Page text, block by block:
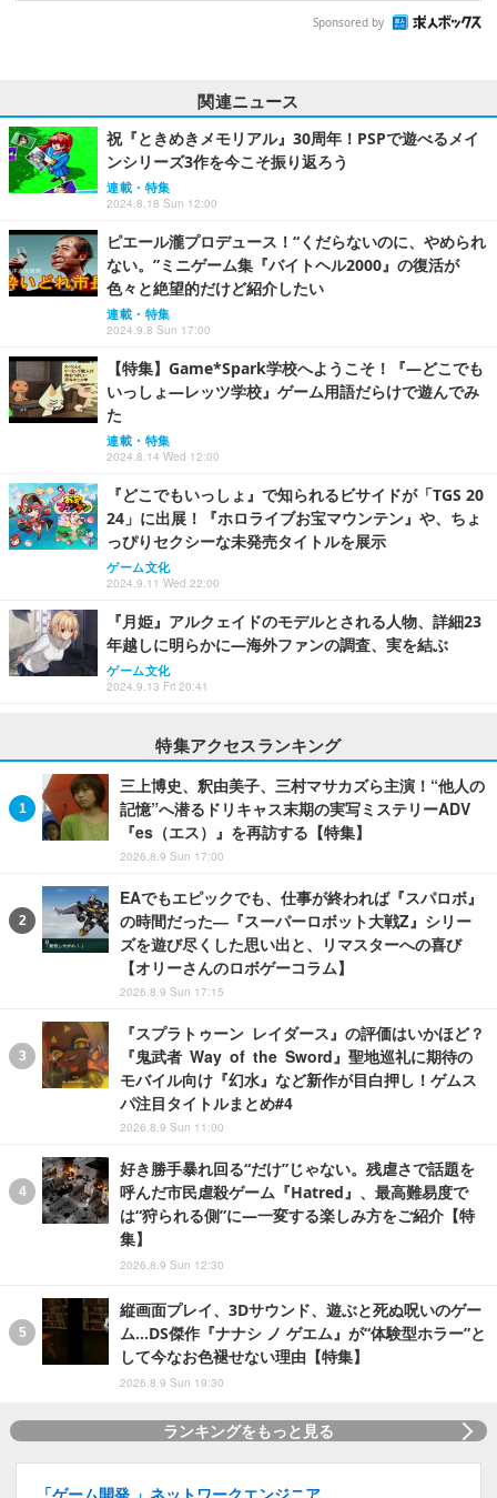
Sponsored by
関連ニュース
祝『ときめきメモリアル』30周年！PSPで遊べるメイ
ンシリーズ3作を今こそ振り返ろう
連載・特集
2024.8.18 Sun 12:00
ピエール瀧プロデュース！“くだらないのに、やめられ
ない。”ミニゲーム集『バイトヘル2000』の復活が
色々と絶望的だけど紹介したい
連載・特集
2024.9.8 Sun 17:00
【特集】Game*Spark学校へようこそ！『―どこでも
いっしょ―レッツ学校』ゲーム用語だらけで遊んでみ
た
連載・特集
2024.8.14 Wed 12:00
『どこでもいっしょ』で知られるビサイドが「TGS 20
24」に出展！『ホロライブお宝マウンテン』や、ちょ
っぴりセクシーな未発売タイトルを展示
ゲーム文化
2024.9.11 Wed 22:00
『月姫』アルクェイドのモデルとされる人物、詳細23
年越しに明らかに―海外ファンの調査、実を結ぶ
ゲーム文化
2024.9.13 Fri 20:41
特集アクセスランキング
三上博史、釈由美子、三村マサカズら主演！“他人の
記憶”へ潜るドリキャス末期の実写ミステリーADV
『es（エス）』を再訪する【特集】
2026.8.9 Sun 17:00
EAでもエピックでも、仕事が終われば『スパロボ』
の時間だった―『スーパーロボット大戦Z』シリー
ズを遊び尽くした思い出と、リマスターへの喜び
【オリーさんのロボゲーコラム】
2026.8.9 Sun 17:15
『スプラトゥーン レイダース』の評価はいかほど？
『鬼武者 Way of the Sword』聖地巡礼に期待の
モバイル向け『幻水』など新作が目白押し！ゲムス
パ注目タイトルまとめ#4
2026.8.9 Sun 11:00
好き勝手暴れ回る“だけ”じゃない。残虐さで話題を
呼んだ市民虐殺ゲーム『Hatred』、最高難易度で
は“狩られる側”に―一変する楽しみ方をご紹介【特
集】
2026.8.9 Sun 12:30
縦画面プレイ、3Dサウンド、遊ぶと死ぬ呪いのゲー
ム…DS傑作『ナナシ ノ ゲエム』が“体験型ホラー”と
して今なお色褪せない理由【特集】
2026.8.9 Sun 19:30
ランキングをもっと見る
「ゲーム開発 」ネットワークエンジニア